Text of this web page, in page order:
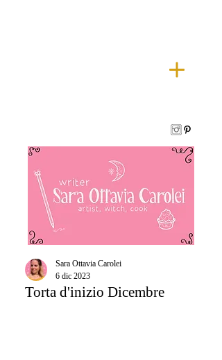
Torta d'inizio Dicembre
Sara Ottavia Carolei
6 dic 2023